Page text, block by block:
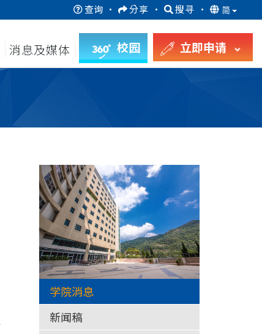
查询 · 分享 · 搜寻 · 简
消息及媒体 校园 立即申请
学院消息
新闻稿